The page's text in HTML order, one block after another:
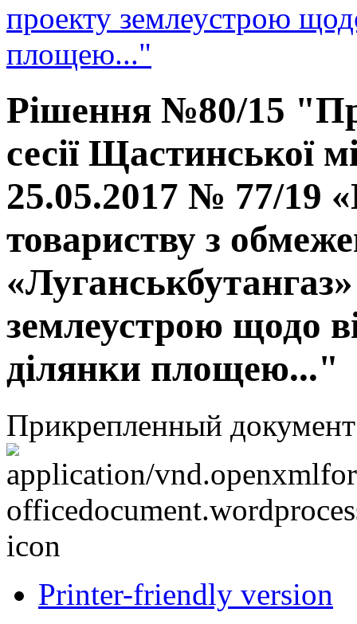
проекту землеустрою
площею..."
Рішення №80/15
сесії Щастинської
25.05.2017 № 77/19
товариству з
землеустрою щодо
ділянки площею..."
Прикрепленный
Printer-friendly version